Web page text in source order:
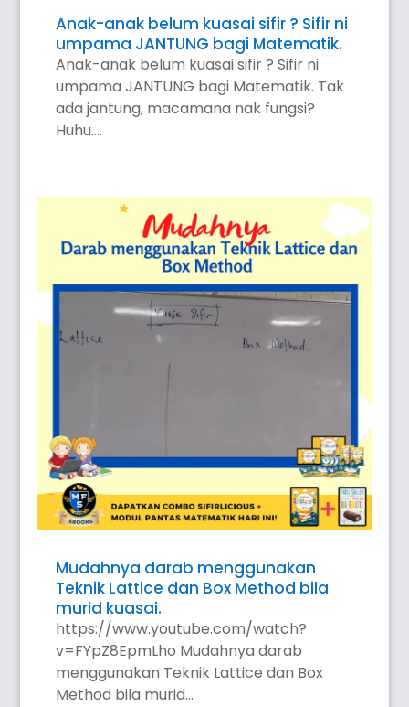
Anak-anak belum kuasai sifir ? Sifir ni
umpama JANTUNG bagi Matematik.
Anak-anak belum kuasai sifir ? Sifir ni
umpama JANTUNG bagi Matematik. Tak
ada jantung, macamana nak fungsi?
Huhu....
Mudahnya darab menggunakan
Teknik Lattice dan Box Method bila
murid kuasai.
https://www.youtube.com/watch?
v=FYpZ8EpmLho Mudahnya darab
menggunakan Teknik Lattice dan Box
Method bila murid...